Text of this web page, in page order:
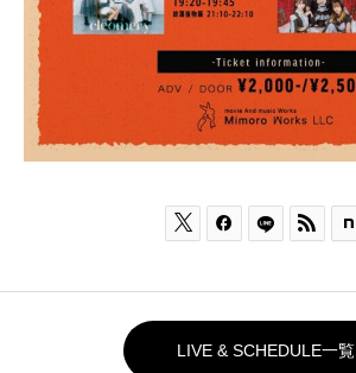
  
LIVE & SCHEDULE一覧